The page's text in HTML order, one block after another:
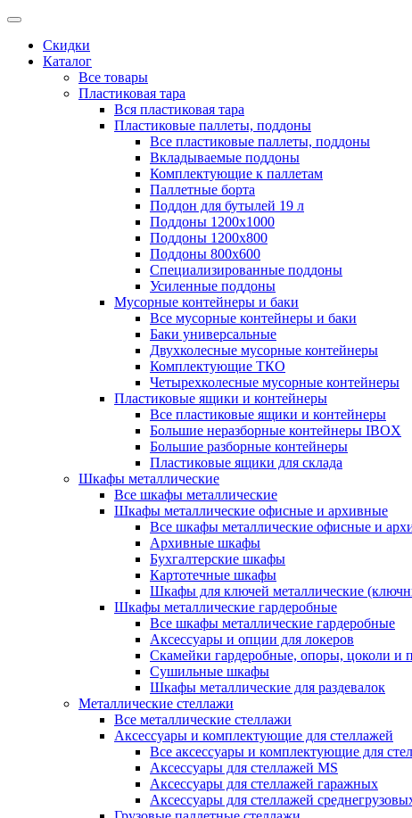
Скидки
Каталог
Все товары
Пластиковая тара
Вся пластиковая тара
Пластиковые паллеты, поддоны
Все пластиковые паллеты, поддоны
Вкладываемые поддоны
Комплектующие к паллетам
Паллетные борта
Поддон для бутылей 19 л
Поддоны 1200х1000
Поддоны 1200х800
Поддоны 800х600
Специализированные поддоны
Усиленные поддоны
Мусорные контейнеры и баки
Все мусорные контейнеры и баки
Баки универсальные
Двухколесные мусорные контейнеры
Комплектующие ТКО
Четырехколесные мусорные контейнеры
Пластиковые ящики и контейнеры
Все пластиковые ящики и контейнеры
Большие неразборные контейнеры IBOX
Большие разборные контейнеры
Пластиковые ящики для склада
Шкафы металлические
Все шкафы металлические
Шкафы металлические офисные и архивные
Все шкафы металлические офисные и
Архивные шкафы
Бухгалтерские шкафы
Картотечные шкафы
Шкафы для ключей металлические
Шкафы металлические гардеробные
Все шкафы металлические гардеробные
Аксессуары и опции для локеров
Скамейки гардеробные, опоры, цоколи и
Сушильные шкафы
Шкафы металлические для раздевалок
Металлические стеллажи
Все металлические стеллажи
Аксессуары и комплектующие для стеллажей
Все аксессуары и комплектующие для
Аксессуары для стеллажей MS
Аксессуары для стеллажей гаражных
Аксессуары для стеллажей